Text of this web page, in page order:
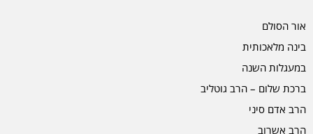
אור הסולם
בינה מלאכותית
במעגלות השנה
ברכת שלום – הרב גוטליב
הרב אדם סיני
הרב אשרוב